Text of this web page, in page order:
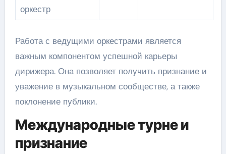
оркестр
Работа с ведущими оркестрами является
важным компонентом успешной карьеры
дирижера. Она позволяет получить признание и
уважение в музыкальном сообществе, а также
поклонение публики.
Международные турне и
признание